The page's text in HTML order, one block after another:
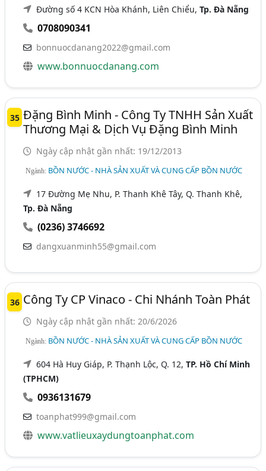
Đường số 4 KCN Hòa Khánh, Liên Chiểu,Tp. Đà Nẵng
0708090341
bonnuocdanang2022@gmail.com
www.bonnuocdanang.com
35 Đặng Bình Minh - Công Ty TNHH Sản Xuất
Thương Mại & Dịch Vụ Đặng Bình Minh
Ngày cập nhật gần nhất: 19/12/2013
Ngành: BỒN NƯỚC - NHÀ SẢN XUẤT VÀ CUNG CẤP BỒN NƯỚC
17 Đường Mẹ Nhu, P. Thanh Khê Tây, Q. Thanh Khê,
Tp. Đà Nẵng
(0236) 3746692
dangxuanminh55@gmail.com
36 Công Ty CP Vinaco - Chi Nhánh Toàn Phát
Ngày cập nhật gần nhất: 20/6/2026
Ngành: BỒN NƯỚC - NHÀ SẢN XUẤT VÀ CUNG CẤP BỒN NƯỚC
604 Hà Huy Giáp, P. Thạnh Lộc, Q. 12,TP. Hồ Chí Minh
(TPHCM)
0936131679
toanphat999@gmail.com
www.vatlieuxaydungtoanphat.com